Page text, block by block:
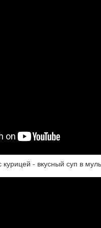
- вкусный суп в